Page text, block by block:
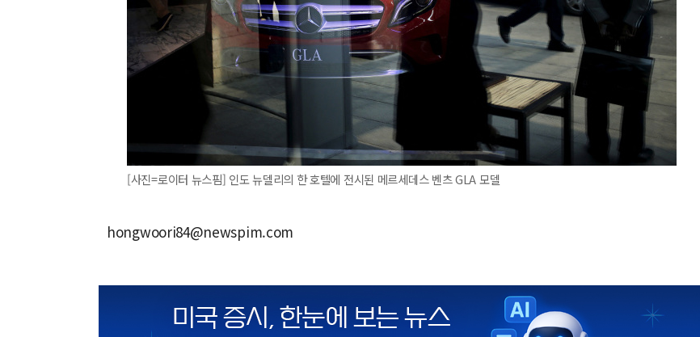
[사진=로이터 뉴스핌] 인도 뉴델리의 한 호텔에 전시된 메르세데스 벤츠 GLA 모델
hongwoori84@newspim.com